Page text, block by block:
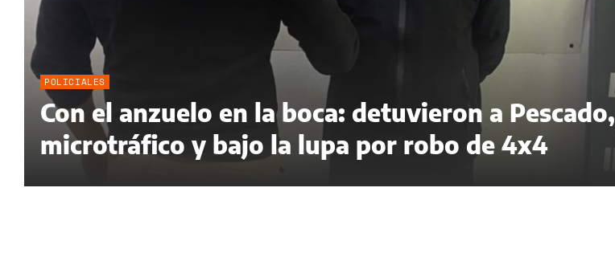
POLICIALES
Con el anzuelo en la boca: detuvieron a
microtráfico y bajo la lupa por robo de 4x4